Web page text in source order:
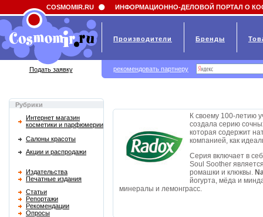
Field 'news_title' doesn't have a default value
Рубрики
Интернет магазин
косметики и парфюмерии
Салоны красоты
Акции и распродажи
Издательства
Печатные издания
Статьи
Репортажи
Рекомендации
Опросы
К своему 100-летию
создала серию
которая содержит
компанией, как
Серия включает в
Soul Soother
ромашки и клюквы.
йогурта, мёда и
минералы и лемонграсс.
COSMOMIR.RU ИНФОРМАЦИОННО-ДЕЛОВОЙ ПОРТАЛ О
Производители Бренды
Подать заявку рекомендовать партнеру